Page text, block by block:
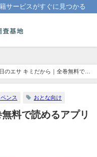
サービスがすぐに見つかる
のエサ キミだから｜全巻無料で読
ンス おとな向け
料で読めるアプリ